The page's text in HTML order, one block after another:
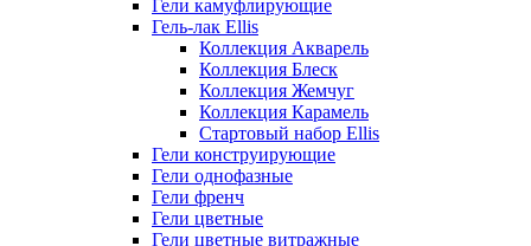
Гели камуфлирующие
Гель-лак Ellis
Коллекция Акварель
Коллекция Блеск
Коллекция Жемчуг
Коллекция Карамель
Стартовый набор Ellis
Гели конструирующие
Гели однофазные
Гели френч
Гели цветные
Гели цветные витражные